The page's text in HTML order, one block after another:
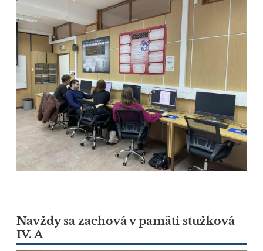
Navždy sa zachová v pamäti stužková
IV. A